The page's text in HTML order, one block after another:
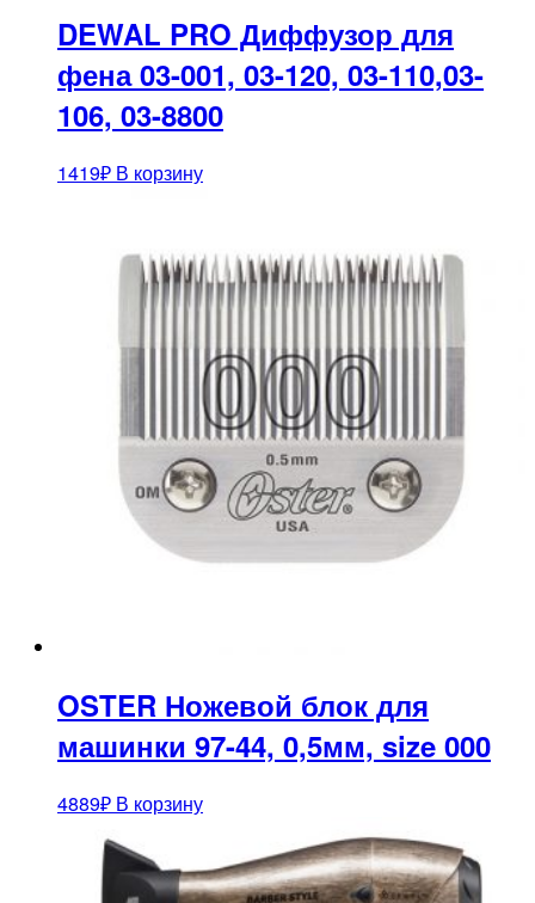
DEWAL PRO Диффузор для
фена 03-001, 03-120, 03-110,03-
106, 03-8800
1419₽ В корзину
OSTER Ножевой блок для
машинки 97-44, 0,5мм, size 000
4889₽ В корзину